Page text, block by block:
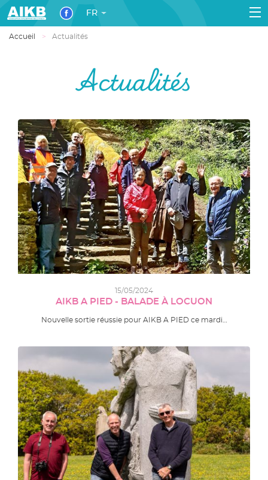
FR
Accueil Actualités
Actualités
15/05/2024
AIKB A PIED - BALADE À LOCUON
Nouvelle sortie réussie pour AIKB A PIED ce mardi…